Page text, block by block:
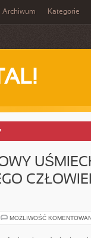
Archiwum Kategorie
MOŻLIWOŚĆ